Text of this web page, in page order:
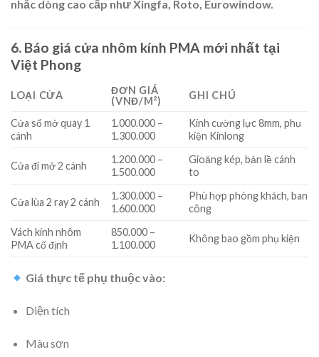
nhắc dòng cao cấp như Xingfa, Roto, Eurowindow.
6. Báo giá cửa nhôm kính PMA mới nhất tại
Việt Phong
LOẠI CỬA
ĐƠN GIÁ
(VNĐ/M²)
GHI CHÚ
Cửa sổ mở quay 1
cánh
1.000.000 –
1.300.000
Kính cường lực 8mm, phụ
kiện Kinlong
Cửa đi mở 2 cánh
1.200.000 –
1.500.000
Gioăng kép, bản lề cánh
to
Cửa lùa 2 ray 2 cánh
1.300.000 –
1.600.000
Phù hợp phòng khách, ban
công
Vách kính nhôm
PMA cố định
850.000 –
1.100.000
Không bao gồm phụ kiện
Giá thực tế phụ thuộc vào:
Diện tích
Màu sơn